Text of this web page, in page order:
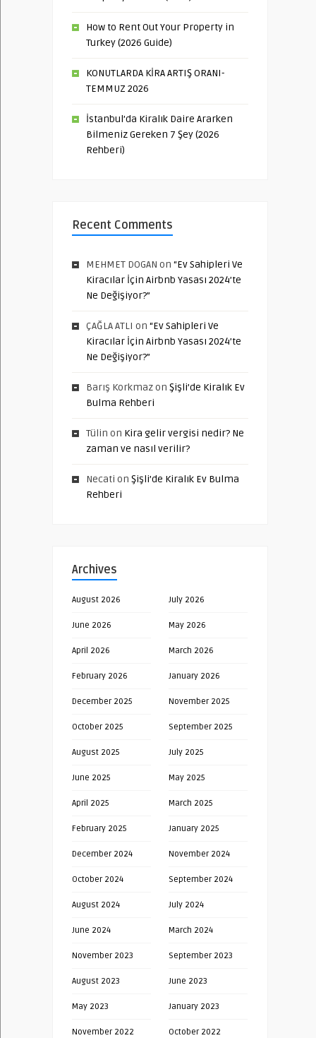
How to Rent Out Your Property in
Turkey (2026 Guide)
KONUTLARDA KİRA ARTIŞ ORANI-
TEMMUZ 2026
İstanbul’da Kiralık Daire Ararken
Bilmeniz Gereken 7 Şey (2026
Rehberi)
Recent Comments
MEHMET DOGAN on “Ev Sahipleri Ve
Kiracılar İçin Airbnb Yasası 2024’te
Ne Değişiyor?”
ÇAĞLA ATLI on “Ev Sahipleri Ve
Kiracılar İçin Airbnb Yasası 2024’te
Ne Değişiyor?”
Barış Korkmazon Şişli’de Kiralık Ev
Bulma Rehberi
Tülin on Kira gelir vergisi nedir? Ne
zaman ve nasıl verilir?
Necati on Şişli’de Kiralık Ev Bulma
Rehberi
Archives
August 2026 July 2026
June 2026 May 2026
April 2026 March 2026
February 2026 January 2026
December 2025 November 2025
October 2025 September 2025
August 2025 July 2025
June 2025 May 2025
April 2025 March 2025
February 2025 January 2025
December 2024 November 2024
October 2024 September 2024
August 2024 July 2024
June 2024 March 2024
November 2023 September 2023
August 2023 June 2023
May 2023 January 2023
November 2022 October 2022